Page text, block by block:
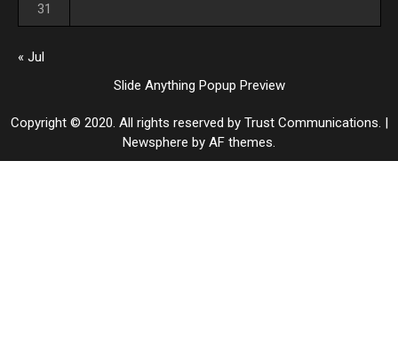
31
« Jul
Slide Anything Popup Preview
Copyright © 2020. All rights reserved by Trust Communications. |
Newsphere by AF themes.